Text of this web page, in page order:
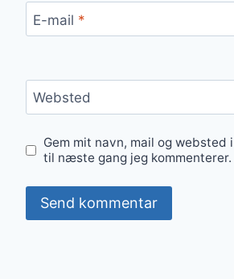
E-mail *
Websted
Gem mit navn, mail og websted
til næste gang jeg kommenterer.